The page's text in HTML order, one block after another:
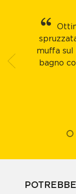
muffa sul
bagno